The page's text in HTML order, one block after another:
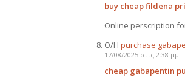
buy cheap fildena
Online perscription
Ο/Η purchase
17/08/2025 στις 2:38 μμ
cheap gabapentin